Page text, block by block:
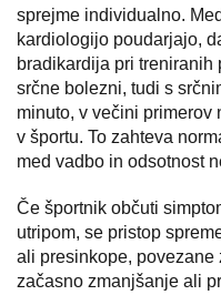
sprejme individualno.
kardiologijo poudarjajo,
bradikardija pri treniranih
srčne bolezni, tudi s
minuto, v večini primerov
v športu. To zahteva
med vadbo in odsotnost
Če športnik občuti
utripom, se pristop
ali presinkope,
začasno zmanjšanje ali